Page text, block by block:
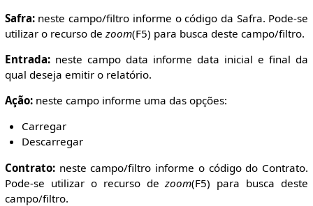
Safra:neste campo/filtro informe o código da Safra. Pode-se
utilizar o recurso de zoom(F5) para busca deste campo/filtro.
Entrada:neste campo data informe data inicial e final da
qual deseja emitir o relatório.
Ação:neste campo informe uma das opções:
Carregar
Descarregar
Contrato:neste campo/filtro informe o código do Contrato.
Pode-se utilizar o recurso dezoom(F5) para busca deste
campo/filtro.